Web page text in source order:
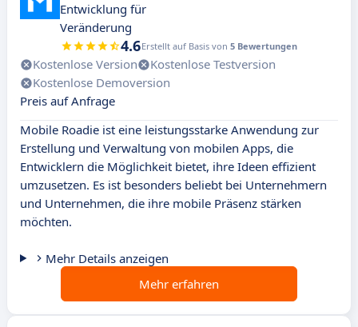
Entwicklung für
Veränderung
4.6Erstellt auf Basis von 5 Bewertungen
Kostenlose Version
Kostenlose Testversion
Kostenlose Demoversion
Preis auf Anfrage
Mobile Roadie ist eine leistungsstarke Anwendung zur
Erstellung und Verwaltung von mobilen Apps, die
Entwicklern die Möglichkeit bietet, ihre Ideen effizient
umzusetzen. Es ist besonders beliebt bei Unternehmern
und Unternehmen, die ihre mobile Präsenz stärken
möchten.
Mehr Details anzeigen
Mehr erfahren